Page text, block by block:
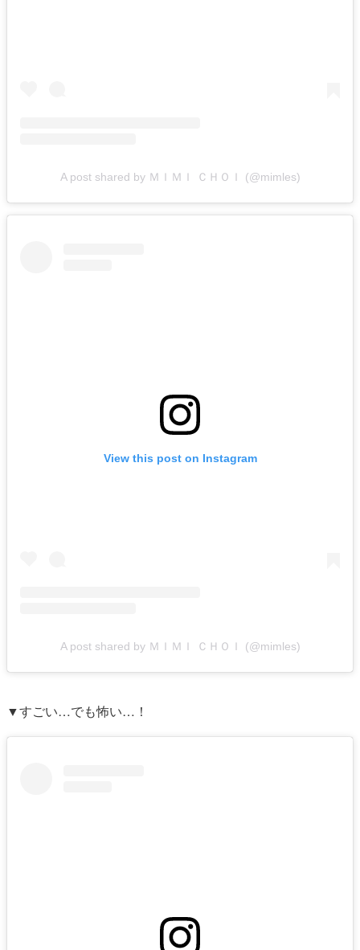
A post shared by ＭＩＭＩ ＣＨＯＩ (@mimles)
View this post on Instagram
A post shared by ＭＩＭＩ ＣＨＯＩ (@mimles)
▼すごい…でも怖い…！